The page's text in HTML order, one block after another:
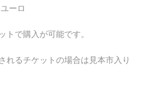
ーロ
トで購入が可能です。
れるチケットの場合は見本市入り